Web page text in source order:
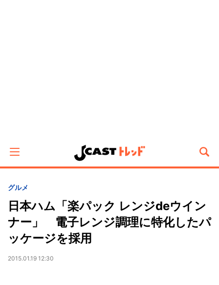
グルメ
日本ハム「楽パック レンジdeウイン
ナー」 電子レンジ調理に特化したパ
ッケージを採用
2015.01.19 12:30